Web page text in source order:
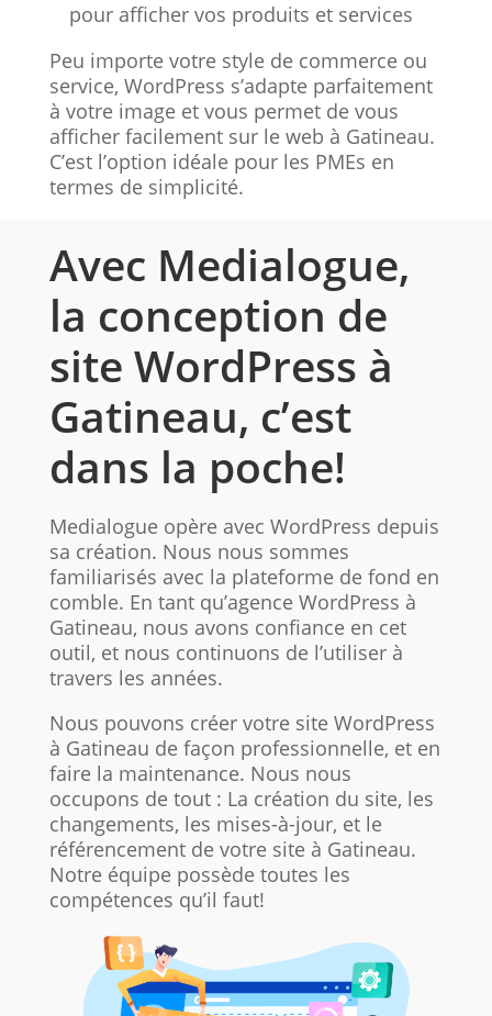
pour afficher vos produits et services
Peu importe votre style de commerce ou
service, WordPress s’adapte parfaitement
à votre image et vous permet de vous
afficher facilement sur le web à Gatineau.
C’est l’option idéale pour les PMEs en
termes de simplicité.
Avec Medialogue,
la conception de
site WordPress à
Gatineau, c’est
dans la poche!
Medialogue opère avec WordPress depuis
sa création. Nous nous sommes
familiarisés avec la plateforme de fond en
comble. En tant qu’agence WordPress à
Gatineau, nous avons confiance en cet
outil, et nous continuons de l’utiliser à
travers les années.
Nous pouvons créer votre site WordPress
à Gatineau de façon professionnelle, et en
faire la maintenance. Nous nous
occupons de tout : La création du site, les
changements, les mises-à-jour, et le
référencement de votre site à Gatineau.
Notre équipe possède toutes les
compétences qu’il faut!